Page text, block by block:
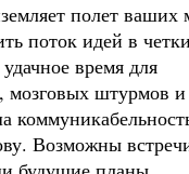
полет ваших
поток идей в
время для
мозговых штурмов и
Возможны